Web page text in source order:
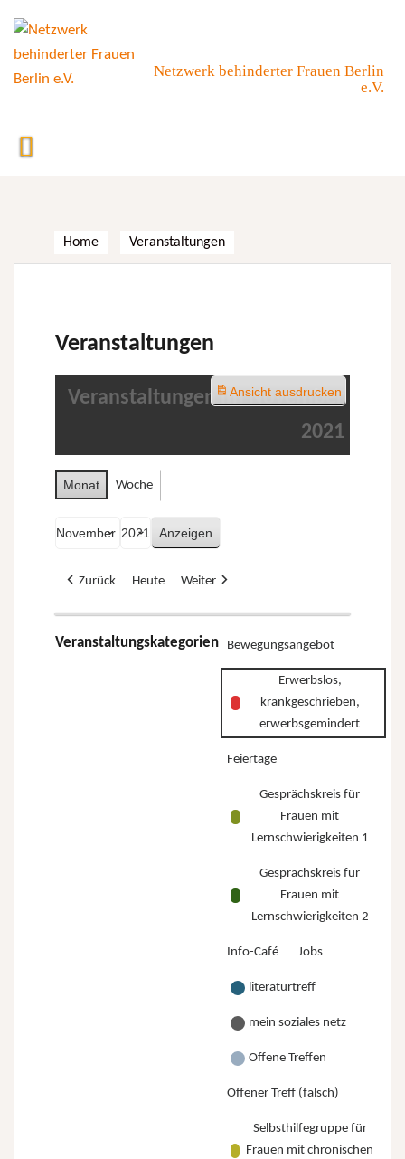
content
Netzwerk behinderter Frauen Berlin
e.V.
Home Veranstaltungen
Veranstaltungen
Veranstaltungen im November
2021
Monat Woche
Zurück Heute Weiter
Veranstaltungskategorien Bewegungsangebot
Erwerbslos,
krankgeschrieben,
erwerbsgemindert
Feiertage
Gesprächskreis für
Frauen mit
Lernschwierigkeiten 1
Gesprächskreis für
Frauen mit
Lernschwierigkeiten 2
Info-Café Jobs
literaturtreff
mein soziales netz
Offene Treffen
Offener Treff (falsch)
Selbsthilfegruppe für
Frauen mit chronischen
Ansichtausdrucken